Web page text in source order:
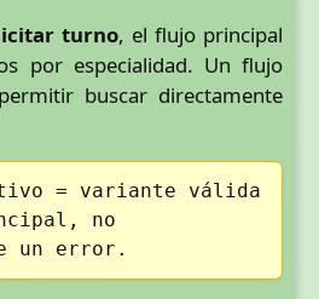
turno, el flujo principal
por especialidad. Un flujo
buscar directamente
= variante válida
no
un error.